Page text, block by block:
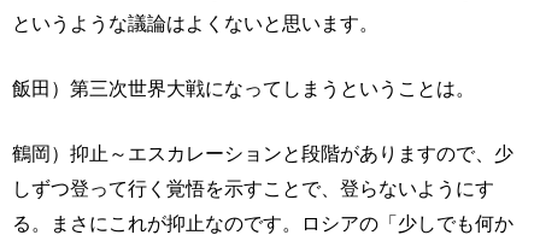
というような議論はよくないと思います。
飯田）第三次世界大戦になってしまうということは。
鶴岡）抑止～エスカレーションと段階がありますので、少
しずつ登って行く覚悟を示すことで、登らないようにす
る。まさにこれが抑止なのです。ロシアの「少しでも何か